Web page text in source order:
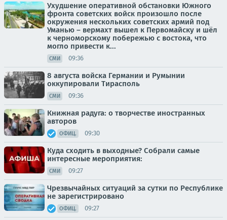
Ухудшение оперативной обстановки Южного
фронта советских войск произошло после
окружения нескольких советских армий под
Уманью – вермахт вышел к Первомайску и шёл
к черноморскому побережью с востока, что
могло привести к...
СМИ 09:36
8 августа войска Германии и Румынии
оккупировали Тирасполь
СМИ 09:36
Книжная радуга: о творчестве иностранных
авторов
ОФИЦ. 09:30
Куда сходить в выходные? Собрали самые
интересные мероприятия:
СМИ 09:27
Чрезвычайных ситуаций за сутки по Республике
не зарегистрировано
ОФИЦ. 09:27